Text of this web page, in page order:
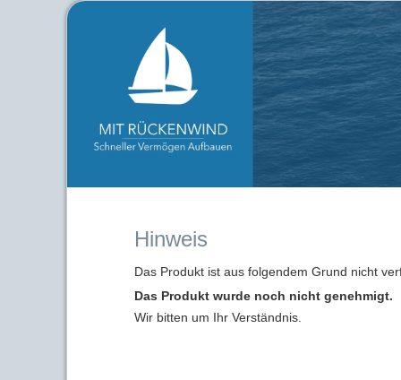
Hinweis
Das Produkt ist aus folgendem Grund nicht
Das Produkt wurde noch nicht genehmigt.
Wir bitten um Ihr Verständnis.